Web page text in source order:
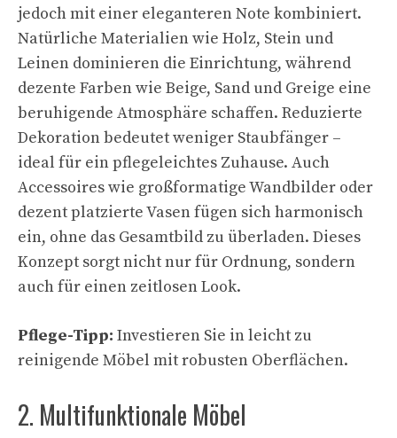
jedoch mit einer eleganteren Note kombiniert.
Natürliche Materialien wie Holz, Stein und
Leinen dominieren die Einrichtung, während
dezente Farben wie Beige, Sand und Greige eine
beruhigende Atmosphäre schaffen. Reduzierte
Dekoration bedeutet weniger Staubfänger –
ideal für ein pflegeleichtes Zuhause. Auch
Accessoires wie großformatige Wandbilder oder
dezent platzierte Vasen fügen sich harmonisch
ein, ohne das Gesamtbild zu überladen. Dieses
Konzept sorgt nicht nur für Ordnung, sondern
auch für einen zeitlosen Look.
Pflege-Tipp: Investieren Sie in leicht zu
reinigende Möbel mit robusten Oberflächen.
2. Multifunktionale Möbel